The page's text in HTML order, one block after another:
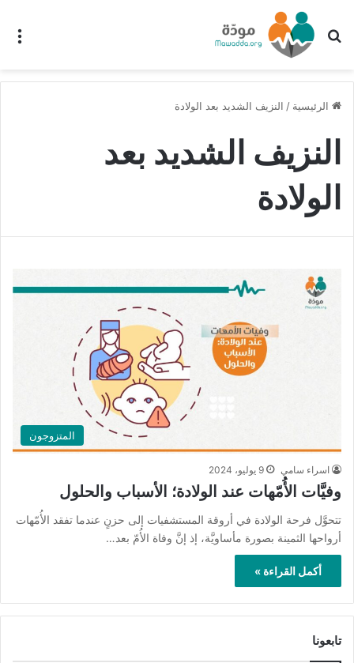
بحث عن
الرئيسية / النزيف الشديد بعد الولادة
النزيف الشديد بعد
الولادة
المتزوجون
اسراء سامي 9 يوليو، 2024
وفيَّات الأُمّهات عند الولادة؛ الأسباب والحلول
تتحوَّل فرحة الولادة في أروقة المستشفيات إلى حزنٍ عندما تفقد الأُمّهات
أرواحها الثمينة بصورة مأساويَّة، إذ إنَّ وفاة الأُمّ بعد…
أكمل القراءة »
تابعونا